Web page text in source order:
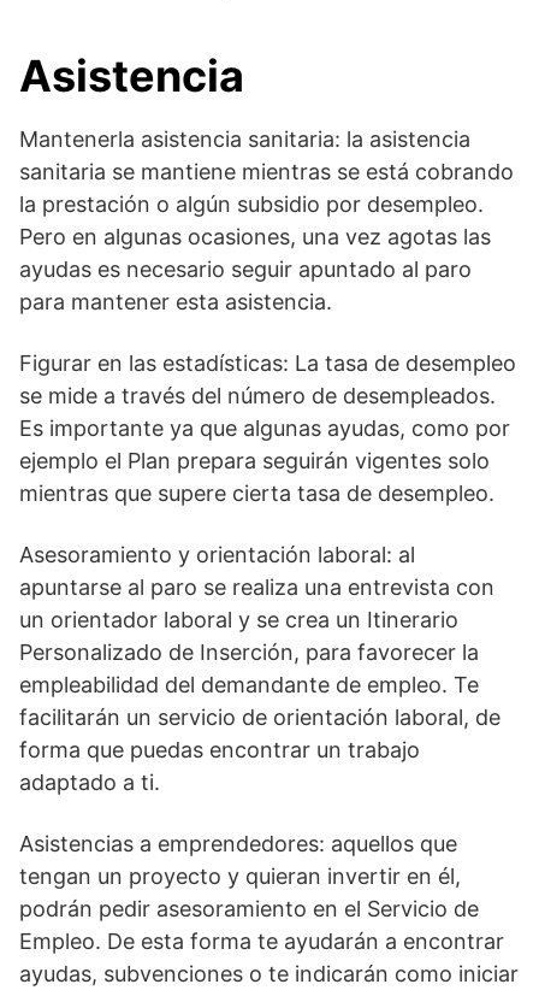
Asistencia
Mantenerla asistencia sanitaria: la asistencia
sanitaria se mantiene mientras se está cobrando
la prestación o algún subsidio por desempleo.
Pero en algunas ocasiones, una vez agotas las
ayudas es necesario seguir apuntado al paro
para mantener esta asistencia.
Figurar en las estadísticas: La tasa de desempleo
se mide a través del número de desempleados.
Es importante ya que algunas ayudas, como por
ejemplo el Plan prepara seguirán vigentes solo
mientras que supere cierta tasa de desempleo.
Asesoramiento y orientación laboral: al
apuntarse al paro se realiza una entrevista con
un orientador laboral y se crea un Itinerario
Personalizado de Inserción, para favorecer la
empleabilidad del demandante de empleo. Te
facilitarán un servicio de orientación laboral, de
forma que puedas encontrar un trabajo
adaptado a ti.
Asistencias a emprendedores: aquellos que
tengan un proyecto y quieran invertir en él,
podrán pedir asesoramiento en el Servicio de
Empleo. De esta forma te ayudarán a encontrar
ayudas, subvenciones o te indicarán como iniciar